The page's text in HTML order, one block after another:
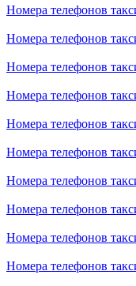
Номера телефонов
Номера телефонов
Номера телефонов
Номера телефонов
Номера телефонов
Номера телефонов
Номера телефонов
Номера телефонов
Номера телефонов
Номера телефонов